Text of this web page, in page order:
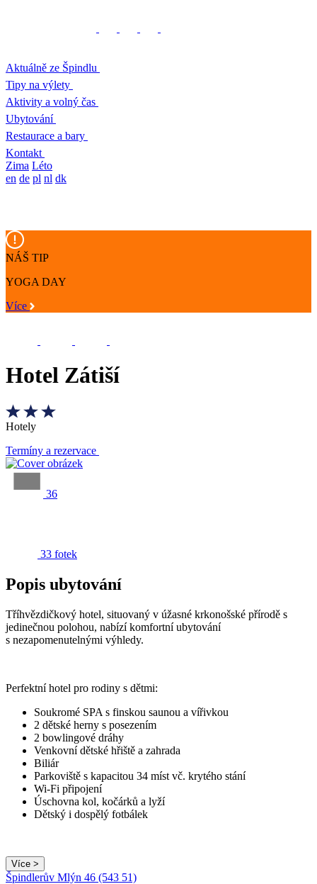
Aktuálně ze Špindlu
Tipy na výlety
Aktivity a volný čas
Ubytování
Restaurace a bary
Kontakt
Zima Léto
en de pl nl dk
NÁŠ TIP
YOGA DAY
Více
Hotel Zátiší
Hotely
Termíny a rezervace
36
33 fotek
Popis ubytování
Tříhvězdičkový hotel, situovaný v úžasné krkonošské přírodě s
jedinečnou polohou, nabízí komfortní ubytování
s nezapomenutelnými výhledy.
Perfektní hotel pro rodiny s dětmi:
Soukromé SPA s finskou saunou a vířivkou
2 dětské herny s posezením
2 bowlingové dráhy
Venkovní dětské hřiště a zahrada
Biliár
Parkoviště s kapacitou 34 míst vč. krytého stání
Wi-Fi připojení
Úschovna kol, kočárků a lyží
Dětský i dospělý fotbálek
Více >
Špindlerův Mlýn 46 (543 51)